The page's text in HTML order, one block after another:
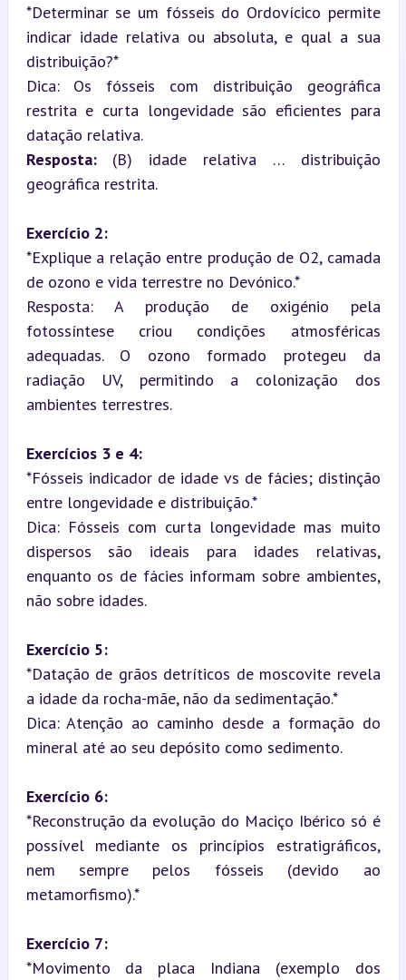
*Determinar se um fósseis do Ordovícico permite
indicar idade relativa ou absoluta, e qual a sua
distribuição?*
Dica: Os fósseis com distribuição geográfica
restrita e curta longevidade são eficientes para
Resposta: (B) idade relativa … distribuição
geográfica restrita.
Exercício 2:
*Explique a relação entre produção de O2, camada
de ozono e vida terrestre no Devónico.*
Resposta: A produção de oxigénio pela
fotossíntese criou condições atmosféricas
adequadas. O ozono formado protegeu da
radiação UV, permitindo a colonização dos
ambientes terrestres.
Exercícios 3 e 4:
*Fósseis indicador de idade vs de fácies; distinção
entre longevidade e distribuição.*
Dica: Fósseis com curta longevidade mas muito
dispersos são ideais para idades relativas,
enquanto os de fácies informam sobre ambientes,
não sobre idades.
Exercício 5:
*Datação de grãos detríticos de moscovite revela
a idade da rocha-mãe, não da sedimentação.*
Dica: Atenção ao caminho desde a formação do
mineral até ao seu depósito como sedimento.
Exercício 6:
*Reconstrução da evolução do Maciço Ibérico só é
possível mediante os princípios estratigráficos,
nem sempre pelos fósseis (devido ao
metamorfismo).*
Exercício 7:
*Movimento da placa Indiana (exemplo dos